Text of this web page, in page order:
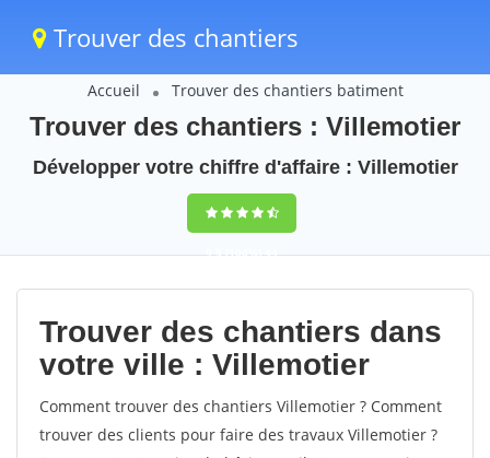
Trouver des chantiers
Accueil Trouver des chantiers batiment
Trouver des chantiers : Villemotier
Développer votre chiffre d'affaire : Villemotier
9,5(100%)44
votes
Trouver des chantiers dans
votre ville : Villemotier
Comment trouver des chantiers Villemotier ? Comment
trouver des clients pour faire des travaux Villemotier ?